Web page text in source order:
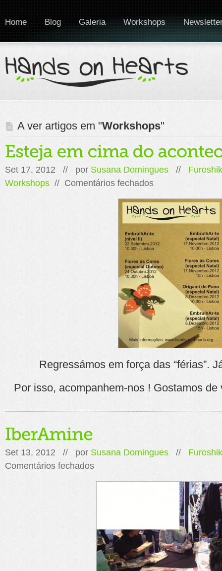
Home Blog Galeria Workshops
A ver artigos em "Workshops"
Set 17, 2012 // por Susana Domingues //
Workshops // Comentários fechados
do
acontecimento
Regressámos em força das “férias”.
Por isso, acompanhem-nos ! Gostamos
Set 13, 2012 // por Susana Domingues //
Comentários fechados